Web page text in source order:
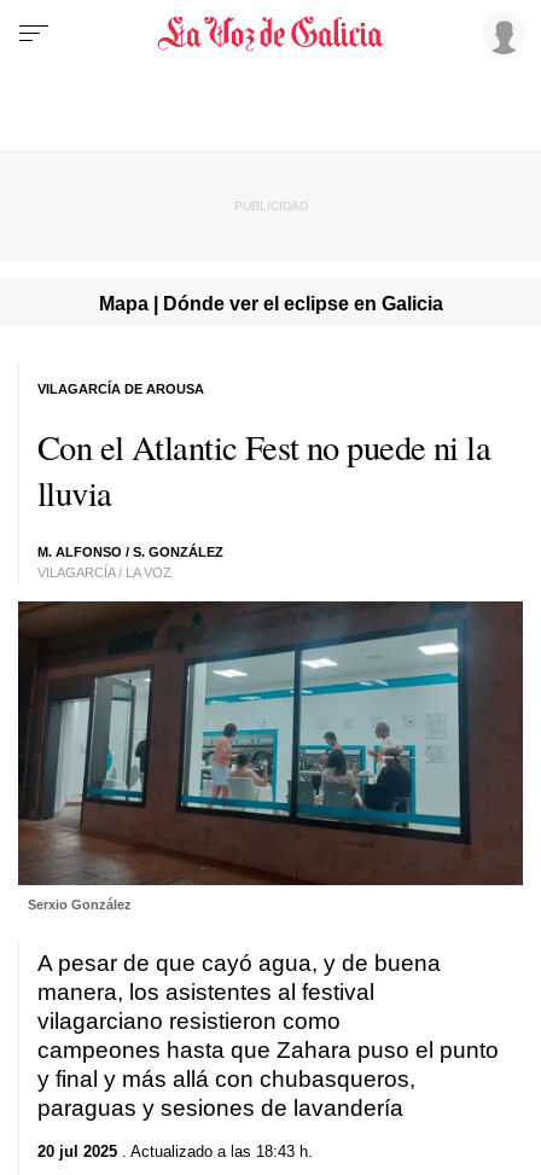
Mapa | Dónde ver el eclipse en Galicia
Con el Atlantic Fest no puede ni la
lluvia
M. ALFONSO / S. GONZÁLEZ
VILAGARCÍA / LA VOZ
VILAGARCÍA DE AROUSA
Serxio González
A pesar de que cayó agua, y de buena
manera, los asistentes al festival
vilagarciano resistieron como
campeones hasta que Zahara puso el punto
y final y más allá con chubasqueros,
paraguas y sesiones de lavandería
20 jul 2025 . Actualizado a las 18:43 h.